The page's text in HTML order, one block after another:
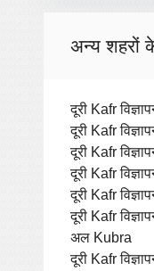
अन्य शहरों
दूरी Kafr
दूरी Kafr
दूरी Kafr
दूरी Kafr
दूरी Kafr
दूरी Kafr
अल Kubra
दूरी Kafr